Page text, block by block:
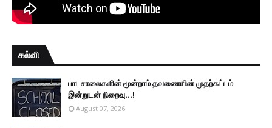
கல்வி
பாடசாலைகளின் மூன்றாம் தவணையின் முதற்கட்டம்
இன்றுடன் நிறைவு...!
August 07, 2026